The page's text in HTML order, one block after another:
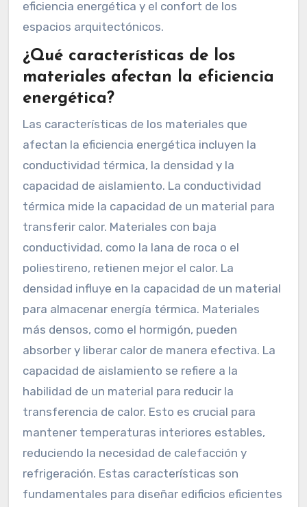
eficiencia energética y el confort de los
espacios arquitectónicos.
¿Qué características de los
materiales afectan la eficiencia
energética?
Las características de los materiales que
afectan la eficiencia energética incluyen la
conductividad térmica, la densidad y la
capacidad de aislamiento. La conductividad
térmica mide la capacidad de un material para
transferir calor. Materiales con baja
conductividad, como la lana de roca o el
poliestireno, retienen mejor el calor. La
densidad influye en la capacidad de un material
para almacenar energía térmica. Materiales
más densos, como el hormigón, pueden
absorber y liberar calor de manera efectiva. La
capacidad de aislamiento se refiere a la
habilidad de un material para reducir la
transferencia de calor. Esto es crucial para
mantener temperaturas interiores estables,
reduciendo la necesidad de calefacción y
refrigeración. Estas características son
fundamentales para diseñar edificios eficientes